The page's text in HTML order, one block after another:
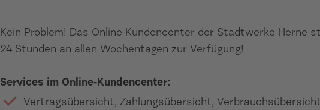
Kein Problem! Das Online-Kundencenter der Stadtwerke Herne
24 Stunden an allen Wochentagen zur Verfügung!
Services im Online-Kundencenter:
Vertragsübersicht, Zahlungsübersicht,